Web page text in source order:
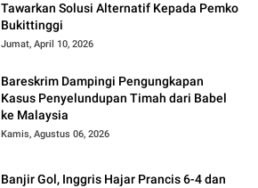
Tawarkan Solusi Alternatif Kepada Pemko
Bukittinggi
Jumat, April 10, 2026
Bareskrim Dampingi Pengungkapan
Kasus Penyelundupan Timah dari Babel
ke Malaysia
Kamis, Agustus 06, 2026
Banjir Gol, Inggris Hajar Prancis 6-4 dan